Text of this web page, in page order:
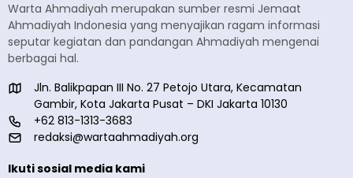
Warta Ahmadiyah merupakan sumber resmi Jemaat
Ahmadiyah Indonesia yang menyajikan ragam informasi
seputar kegiatan dan pandangan Ahmadiyah mengenai
berbagai hal.
Jln. Balikpapan III No. 27 Petojo Utara, Kecamatan
Gambir, Kota Jakarta Pusat – DKI Jakarta 10130
+62 813-1313-3683
redaksi@wartaahmadiyah.org
Ikuti sosial media kami